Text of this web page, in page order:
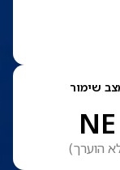
שימור
NE
הוערך)